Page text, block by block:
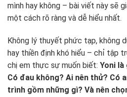
mình hay không – bài viết này sẽ
một cách rõ ràng và dễ hiểu nhất.
Không lý thuyết phức tạp, không
hay thiền định khó hiểu – chỉ tập
chị em thực sự muốn biết: Yoni là
Có đau không? Ai nên thử? Có
trình gồm những gì? Và nên